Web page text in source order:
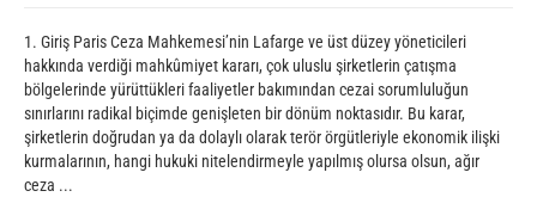
1. Giriş Paris Ceza Mahkemesi’nin Lafarge ve üst düzey yöneticileri
hakkında verdiği mahkûmiyet kararı, çok uluslu şirketlerin çatışma
bölgelerinde yürüttükleri faaliyetler bakımından cezai sorumluluğun
sınırlarını radikal biçimde genişleten bir dönüm noktasıdır. Bu karar,
şirketlerin doğrudan ya da dolaylı olarak terör örgütleriyle ekonomik ilişki
kurmalarının, hangi hukuki nitelendirmeyle yapılmış olursa olsun, ağır
ceza ...